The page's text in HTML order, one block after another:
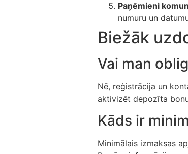
Paņēmieni
numuru un
Biežāk
Vai man
Nē, reģistrācija un
aktivizēt depozīta
Kāds ir
Minimālais izmaksas